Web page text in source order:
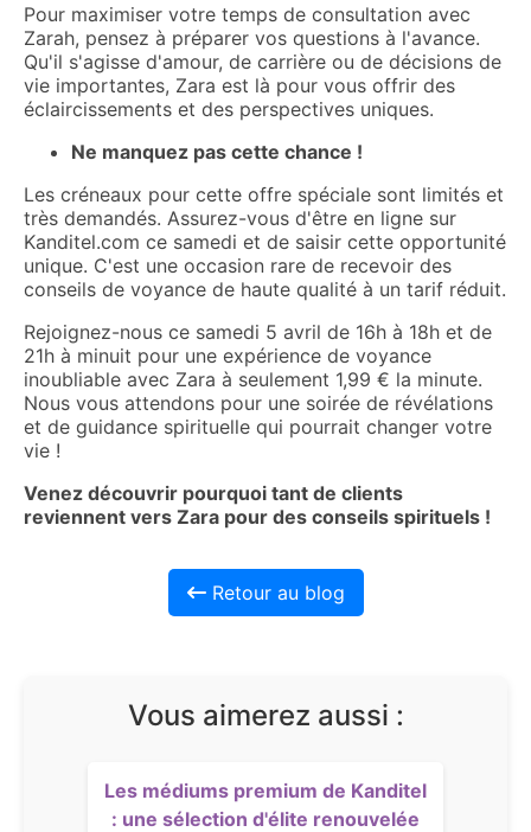
Pour maximiser votre temps de consultation avec
Zarah, pensez à préparer vos questions à l'avance.
Qu'il s'agisse d'amour, de carrière ou de décisions de
vie importantes, Zara est là pour vous offrir des
éclaircissements et des perspectives uniques.
Ne manquez pas cette chance !
Les créneaux pour cette offre spéciale sont limités et
très demandés. Assurez-vous d'être en ligne sur
Kanditel.com ce samedi et de saisir cette opportunité
unique. C'est une occasion rare de recevoir des
conseils de voyance de haute qualité à un tarif réduit.
Rejoignez-nous ce samedi 5 avril de 16h à 18h et de
21h à minuit pour une expérience de voyance
inoubliable avec Zara à seulement 1,99 € la minute.
Nous vous attendons pour une soirée de révélations
et de guidance spirituelle qui pourrait changer votre
vie !
Venez découvrir pourquoi tant de clients
reviennent vers Zara pour des conseils spirituels !
Retour au blog
Vous aimerez aussi :
Les médiums premium de Kanditel
: une sélection d'élite renouvelée